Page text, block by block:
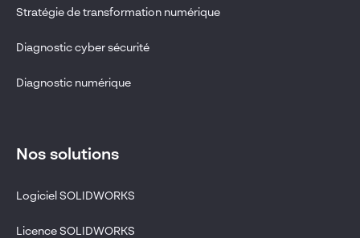
Stratégie de transformation numérique
Diagnostic cyber sécurité
Diagnostic numérique
Nos solutions
Logiciel SOLIDWORKS
Licence SOLIDWORKS